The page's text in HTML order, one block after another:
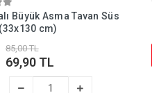
Büyük Asma Tavan Süs
cm)
85,00 TL
69,90 TL